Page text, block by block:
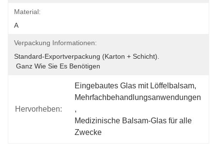
Material:
A
Verpackung Informationen:
Standard-Exportverpackung (Karton + Schicht).
Ganz Wie Sie Es Benötigen
Hervorheben:
Eingebautes Glas mit Löffelbalsam,
Mehrfachbehandlungsanwendungen
,
Medizinische Balsam-Glas für alle
Zwecke